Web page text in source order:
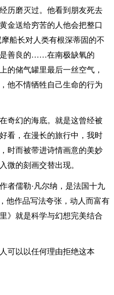
历磨灭过。他看到朋友死去
金送给穷苦的人他会把整口
船长对人类有根深蒂固的不
善良的……在南极缺氧的
的储气罐里最后一丝空气，
他不情牺牲自己生命的行为
奇幻的海底。就是这曾经被
看，在漫长的旅行中，我时
时而被带进诗情画意的美妙
微的刻画交替出现。
者儒勒·凡尔纳，是法国十九
他作品写法夸张，动人而富有
》就是科学与幻想完美结合
可以以任何理由拒绝这本